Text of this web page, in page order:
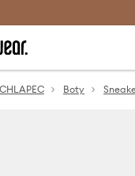
CHLAPEC Boty